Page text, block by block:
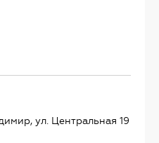
ул. Центральная 19